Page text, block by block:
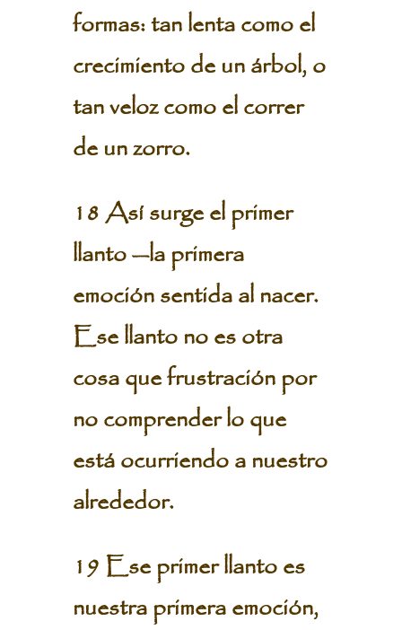
formas: tan lenta como el
crecimiento de un árbol, o
tan veloz como el correr
de un zorro.
18 Así surge el primer
llanto —la primera
emoción sentida al nacer.
Ese llanto no es otra
cosa que frustración por
no comprender lo que
está ocurriendo a nuestro
alrededor.
19 Ese primer llanto es
nuestra primera emoción,